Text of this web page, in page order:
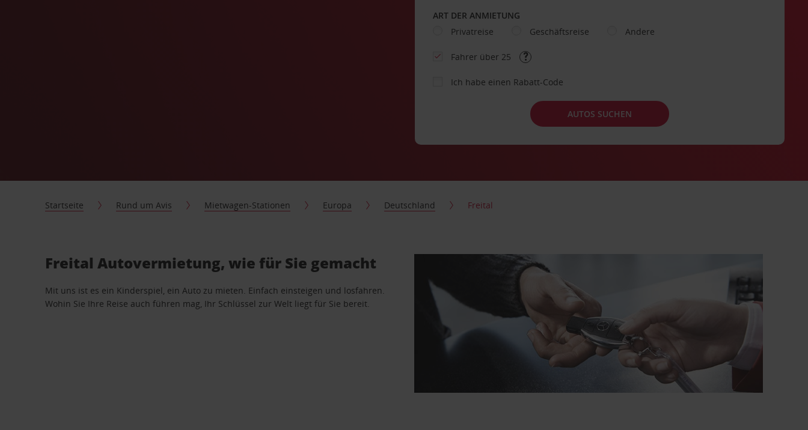
ART DER ANMIETUNG
Privatreise
Geschäftsreise Andere
Fahrer über 25
Ich habe einen Rabatt-Code
AUTOS SUCHEN
Startseite Rund um Avis Mietwagen-Stationen Europa Deutschland Freital
Freital Autovermietung, wie für Sie gemacht
Mit uns ist es ein Kinderspiel, ein Auto zu mieten. Einfach einsteigen und losfahren.
Wohin Sie Ihre Reise auch führen mag, Ihr Schlüssel zur Welt liegt für Sie bereit.